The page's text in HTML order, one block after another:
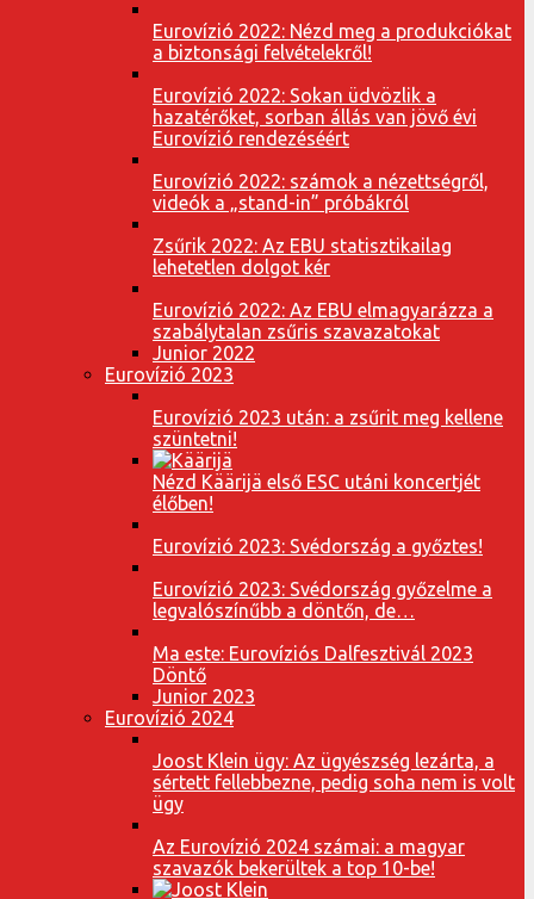
Eurovízió 2022: Nézd meg a produkciókat
a biztonsági felvételekről!
Eurovízió 2022: Sokan üdvözlik a
hazatérőket, sorban állás van jövő évi
Eurovízió rendezéséért
Eurovízió 2022: számok a nézettségről,
videók a „stand-in” próbákról
Zsűrik 2022: Az EBU statisztikailag
lehetetlen dolgot kér
Eurovízió 2022: Az EBU elmagyarázza a
szabálytalan zsűris szavazatokat
Junior 2022
Eurovízió 2023
Eurovízió 2023 után: a zsűrit meg kellene
szüntetni!
Nézd Käärijä első ESC utáni koncertjét
élőben!
Eurovízió 2023: Svédország a győztes!
Eurovízió 2023: Svédország győzelme a
legvalószínűbb a döntőn, de…
Ma este: Eurovíziós Dalfesztivál 2023
Döntő
Junior 2023
Eurovízió 2024
Joost Klein ügy: Az ügyészség lezárta, a
sértett fellebbezne, pedig soha nem is volt
ügy
Az Eurovízió 2024 számai: a magyar
szavazók bekerültek a top 10-be!